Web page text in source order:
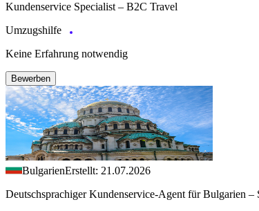
Kundenservice Specialist – B2C Travel
Umzugshilfe
Keine Erfahrung notwendig
Bewerben
BulgarienErstellt: 21.07.2026
Deutschsprachiger Kundenservice-Agent für Bulgarien –